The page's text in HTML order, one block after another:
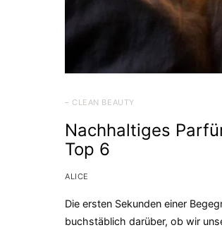
– CLEAN BEAUTY
Nachhaltiges
Top 6
ALICE
Die ersten Sekunden einer
buchstäblich darüber, ob wir